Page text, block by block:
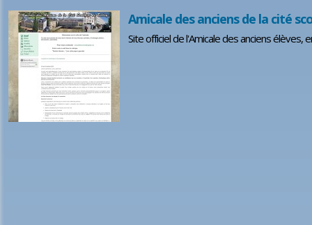
Amicale des anciens de la cité
Site officiel de l'Amicale des anciens